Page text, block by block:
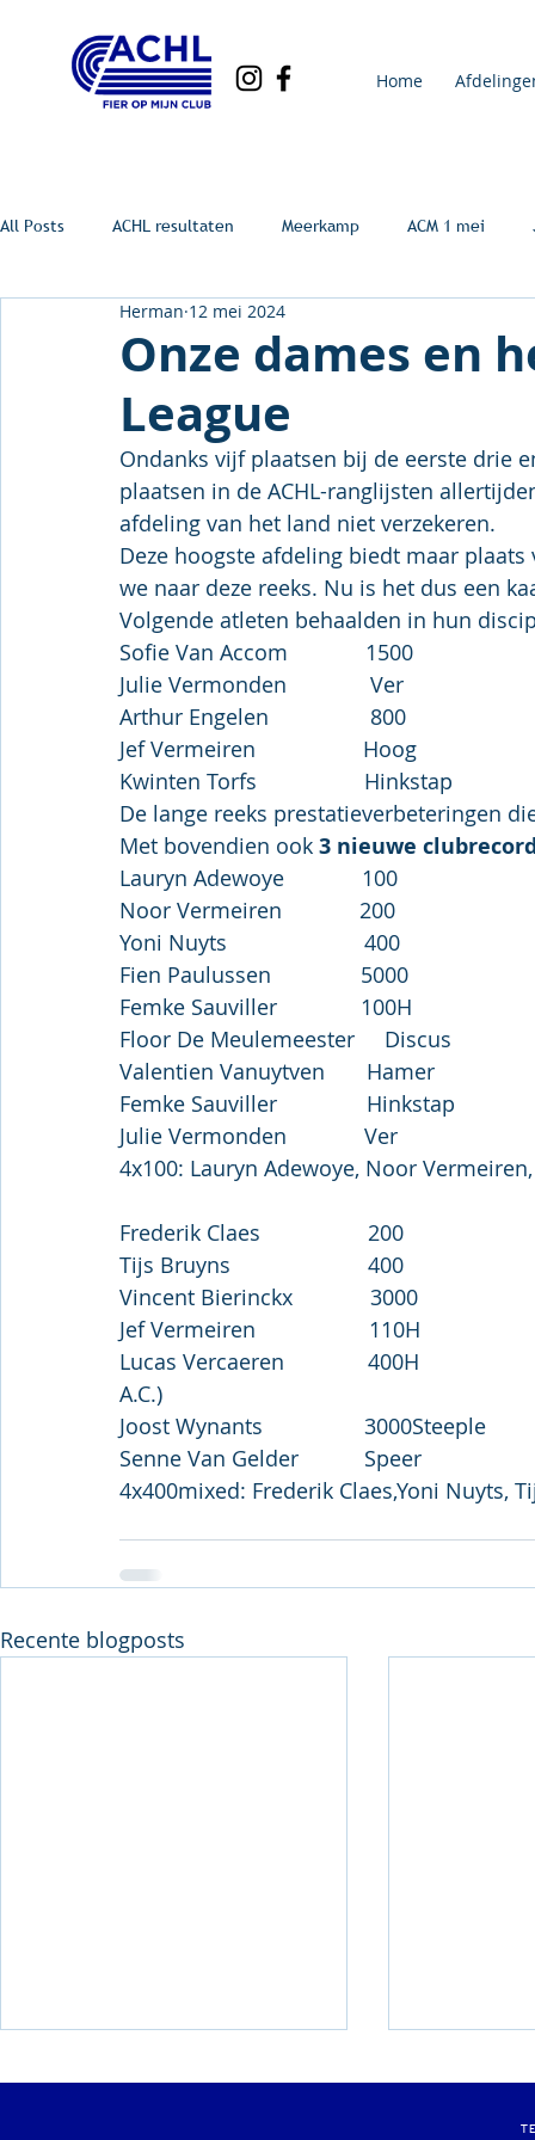
Home
All Posts ACHL resultaten Meerkamp ACM 1 mei
Onze dames en
League
Herman 12 mei 2024
Ondanks vijf plaatsen bij de eerste drie
plaatsen in de ACHL-ranglijsten
afdeling van het land niet verzekeren.
Deze hoogste afdeling biedt maar
we naar deze reeks. Nu is het dus een
Volgende atleten behaalden in hun
Sofie Van Accom             1500
Julie Vermonden              Ver
Arthur Engelen                 800
Jef Vermeiren                  Hoog
Kwinten Torfs                  Hinkstap
De lange reeks prestatieverbeteringen
Met bovendien ook 3 nieuwe
Lauryn Adewoye             100
Noor Vermeiren             200
Yoni Nuyts                       400
Fien Paulussen               5000
Femke Sauviller              100H
Floor De Meulemeester     Discus
Valentien Vanuytven       Hamer
Femke Sauviller               Hinkstap
Julie Vermonden             Ver
4x100: Lauryn Adewoye, Noor
Frederik Claes                  200
Tijs Bruyns                       400
Vincent Bierinckx             3000
Jef Vermeiren                   110H
Lucas Vercaeren              400H
A.C.)
Joost Wynants                 3000Steeple
Senne Van Gelder           Speer
4x400mixed: Frederik Claes,Yoni Nuyts,
Recente blogposts